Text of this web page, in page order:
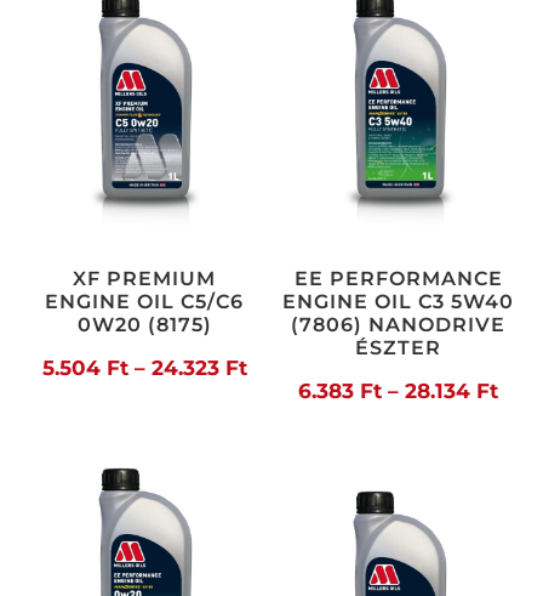
XF PREMIUM
ENGINE OIL C5/C6
0W20 (8175)
5.504 Ft – 24.323 FtÁrtartomány:
EE PERFORMANCE
ENGINE OIL C3 5W40
(7806) NANODRIVE
ÉSZTER
6.383 Ft – 28.134 Ft